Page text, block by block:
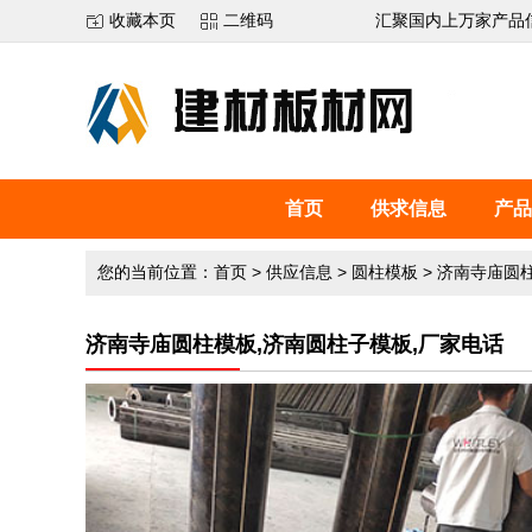
收藏本页 二维码 汇聚国内上万家产品
首页 供求信息 产
您的当前位置： 首页 > 供应信息 > 圆柱模板 > 济南寺庙圆
济南寺庙圆柱模板,济南圆柱子模板,厂家电话